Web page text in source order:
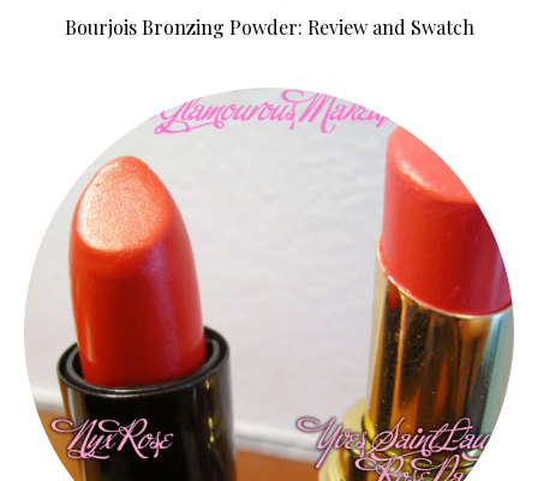
Bourjois Bronzing Powder: Review and Swatch